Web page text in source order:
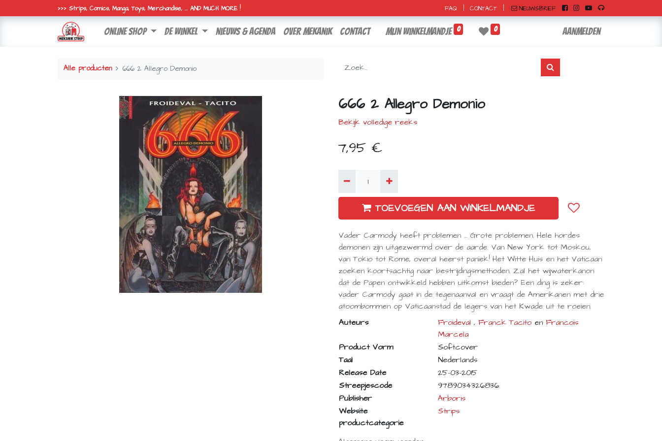
>>> Strips, Comics, Manga, Toys, Merchandise, ... AND MUCH MORE ! FAQ CONTACT NIEUWSBRIEF
online shop de winkel nieuws & agenda over mekanik contact Mijn winkelmandje 0 0 Aanmelden
Alle producten 666 2 Allegro Demonio
666 2 Allegro Demonio
Bekijk volledige reeks
7,95 €
TOEVOEGEN AAN WINKELMANDJE
Vader Carmody heeft problemen ... Grote problemen. Hele hordes
demonen zijn uitgezwermd over de aarde. Van New York tot Moskou,
van Tokio tot Rome, overal heerst paniek! Het Witte Huis en het Vaticaan
zoeken koortsachtig naar bestrijdingsmethoden. Zal het wijwaterkanon
dat de Papen ontwikkeld hebben uitkomst bieden? Een ding is zeker:
vader Carmody gaat in de tegenaanval en vraagt de Amerikanen met drie
atoombommen op Vaticaanstad de legers van het Kwade uit te roeien.
Auteurs
Froideval , Franck Tacito en Francois
Marcela
Product Vorm
Softcover
Taal
Nederlands
Release Date
25-03-2015
Streepjescode
9789034326836
Publisher
Arboris
Website
productcategorie
Strips